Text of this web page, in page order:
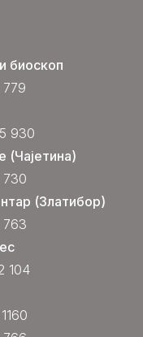
биоскоп
930
(Чајетина)
730
(Златибор)
763
104